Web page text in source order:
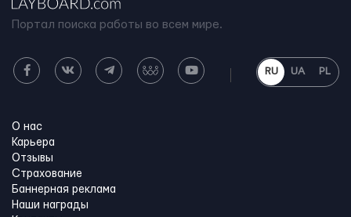
Портал поиска работы во всем мире.
RU UA PL
О нас
Карьера
Отзывы
Страхование
Баннерная реклама
Наши награды